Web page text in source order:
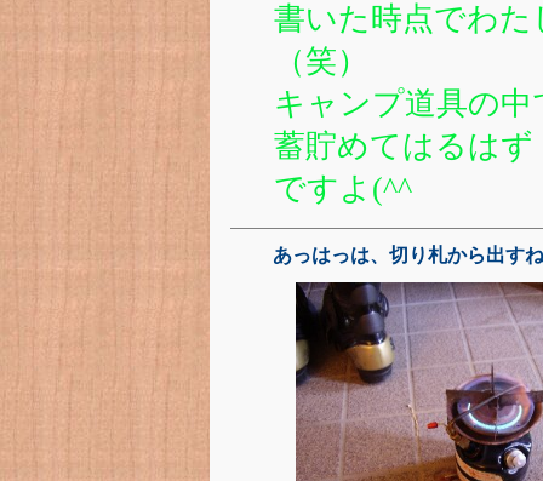
書いた時点でわ
（笑）
キャンプ道具の
蓄貯めてはるはず
ですよ(^^
あっはっは、切り札から出す